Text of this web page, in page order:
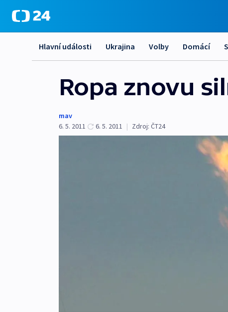
Hlavní události Ukrajina Volby Domácí
Ropa znovu
mav
6. 5. 2011
6. 5. 2011 | Zdroj: ČT24